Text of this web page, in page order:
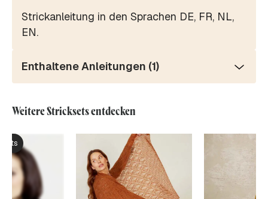
Strickanleitung in den Sprachen DE, FR, NL,
EN.
Enthaltene Anleitungen (1)
Weitere Stricksets entdecken